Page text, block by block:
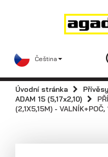
Čeština
Novinky a
Prodejci
Kontakt
Videa
AGADOS
Úvodní stránka Přívěsy
ADAM 15 (5,17x2,10)
(2,1X5,15M) - VALNÍK+POČ,